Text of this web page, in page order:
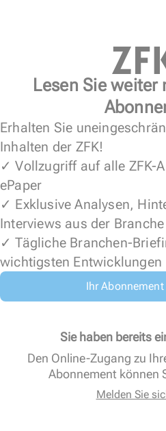
Lesen Sie weiter
Erhalten Sie
Inhalten der ZFK!
✓ Vollzugriff auf alle ZFK-
ePaper
✓ Exklusive Analysen,
Interviews aus der Branche
✓ Tägliche Branchen-
wichtigsten Entwicklungen
Ihr
Sie haben bereits
Den Online-Zugang zu
Abonnement können
Melden Sie